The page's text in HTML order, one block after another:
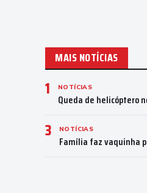
MAIS NOTÍCIAS
1 NOTÍCIAS
Queda de helicóptero
3 NOTÍCIAS
Família faz vaquinha